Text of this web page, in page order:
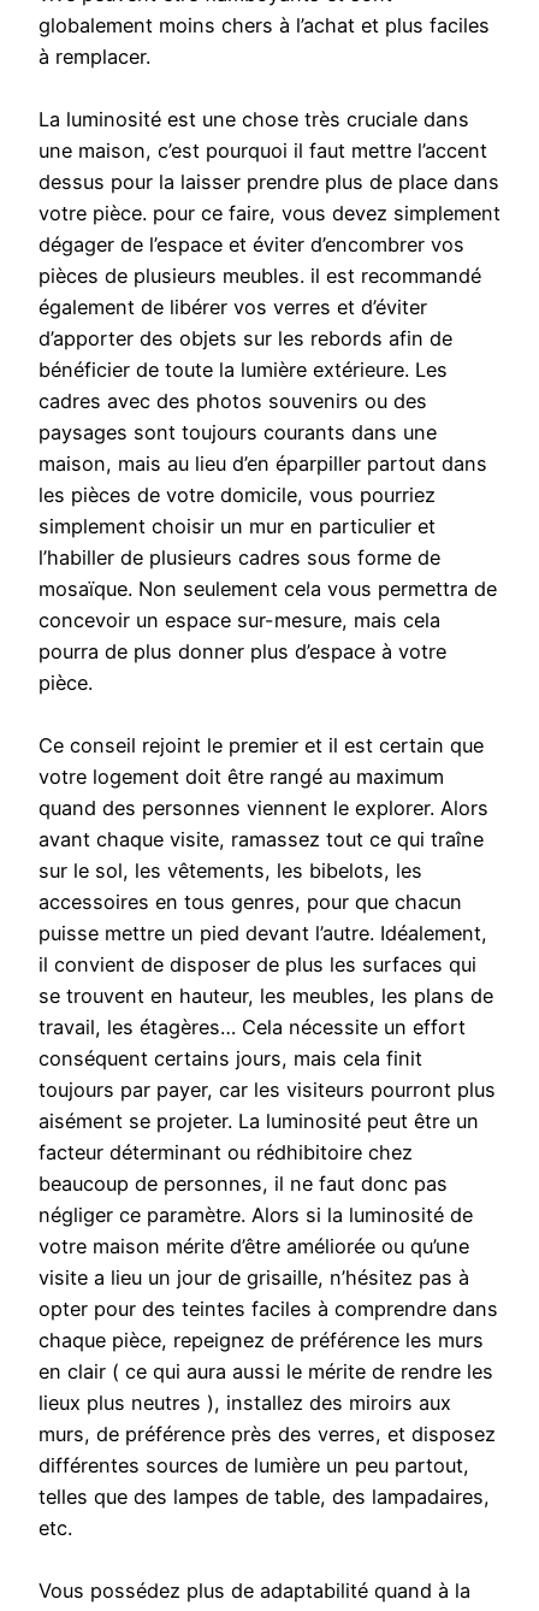
globalement moins chers à l’achat et plus faciles
à remplacer.
La luminosité est une chose très cruciale dans
une maison, c’est pourquoi il faut mettre l’accent
dessus pour la laisser prendre plus de place dans
votre pièce. pour ce faire, vous devez simplement
dégager de l’espace et éviter d’encombrer vos
pièces de plusieurs meubles. il est recommandé
également de libérer vos verres et d’éviter
d’apporter des objets sur les rebords afin de
bénéficier de toute la lumière extérieure. Les
cadres avec des photos souvenirs ou des
paysages sont toujours courants dans une
maison, mais au lieu d’en éparpiller partout dans
les pièces de votre domicile, vous pourriez
simplement choisir un mur en particulier et
l’habiller de plusieurs cadres sous forme de
mosaïque. Non seulement cela vous permettra de
concevoir un espace sur-mesure, mais cela
pourra de plus donner plus d’espace à votre
pièce.
Ce conseil rejoint le premier et il est certain que
votre logement doit être rangé au maximum
quand des personnes viennent le explorer. Alors
avant chaque visite, ramassez tout ce qui traîne
sur le sol, les vêtements, les bibelots, les
accessoires en tous genres, pour que chacun
puisse mettre un pied devant l’autre. Idéalement,
il convient de disposer de plus les surfaces qui
se trouvent en hauteur, les meubles, les plans de
travail, les étagères… Cela nécessite un effort
conséquent certains jours, mais cela finit
toujours par payer, car les visiteurs pourront plus
aisément se projeter. La luminosité peut être un
facteur déterminant ou rédhibitoire chez
beaucoup de personnes, il ne faut donc pas
négliger ce paramètre. Alors si la luminosité de
votre maison mérite d’être améliorée ou qu’une
visite a lieu un jour de grisaille, n’hésitez pas à
opter pour des teintes faciles à comprendre dans
chaque pièce, repeignez de préférence les murs
en clair ( ce qui aura aussi le mérite de rendre les
lieux plus neutres ), installez des miroirs aux
murs, de préférence près des verres, et disposez
différentes sources de lumière un peu partout,
telles que des lampes de table, des lampadaires,
etc.
Vous possédez plus de adaptabilité quand à la